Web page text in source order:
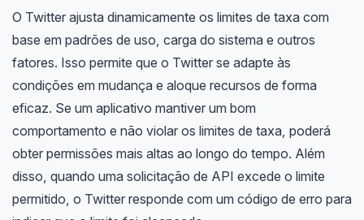
O Twitter ajusta dinamicamente os limites de taxa com
base em padrões de uso, carga do sistema e outros
fatores. Isso permite que o Twitter se adapte às
condições em mudança e aloque recursos de forma
eficaz. Se um aplicativo mantiver um bom
comportamento e não violar os limites de taxa, poderá
obter permissões mais altas ao longo do tempo. Além
disso, quando uma solicitação de API excede o limite
permitido, o Twitter responde com um código de erro para